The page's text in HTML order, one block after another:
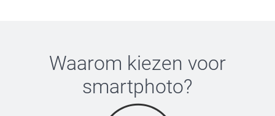
Waarom kiezen voor
smartphoto?